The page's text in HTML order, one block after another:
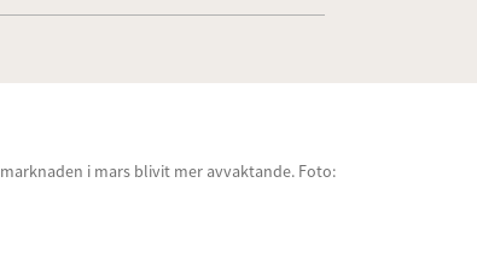
i mars blivit mer avvaktande. Foto: